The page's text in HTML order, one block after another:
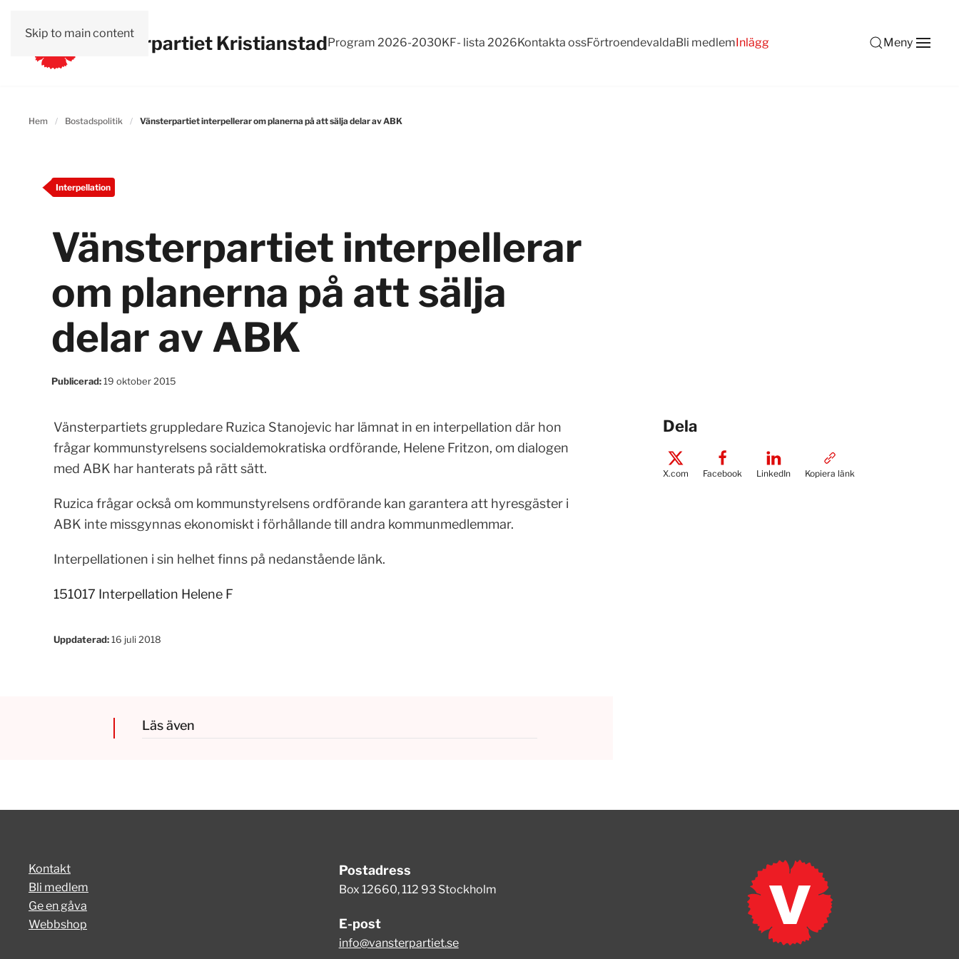
Skip to main contentVänsterpartiet KristianstadProgram 2026-2030KF- lista 2026Kontakta ossFörtroendevaldaBli medlemInlägg Meny
Hem Bostadspolitik Vänsterpartiet interpellerar om planerna på att sälja delar av ABK
Interpellation
Vänsterpartiet interpellerar
om planerna på att sälja
delar av ABK
Publicerad:19 oktober 2015
Vänsterpartiets gruppledare Ruzica Stanojevic har lämnat in en interpellation där hon
frågar kommunstyrelsens socialdemokratiska ordförande, Helene Fritzon, om dialogen
med ABK har hanterats på rätt sätt.
Ruzica frågar också om kommunstyrelsens ordförande kan garantera att hyresgäster i
ABK inte missgynnas ekonomiskt i förhållande till andra kommunmedlemmar.
Interpellationen i sin helhet finns på nedanstående länk.
151017 Interpellation Helene F
Uppdaterad:16 juli 2018
Läs även
Dela
X.com Facebook LinkedIn Kopiera länk
Kontakt
Bli medlem
Ge en gåva
Webbshop
Postadress
Box 12660, 112 93 Stockholm
E-post
info@vansterpartiet.se